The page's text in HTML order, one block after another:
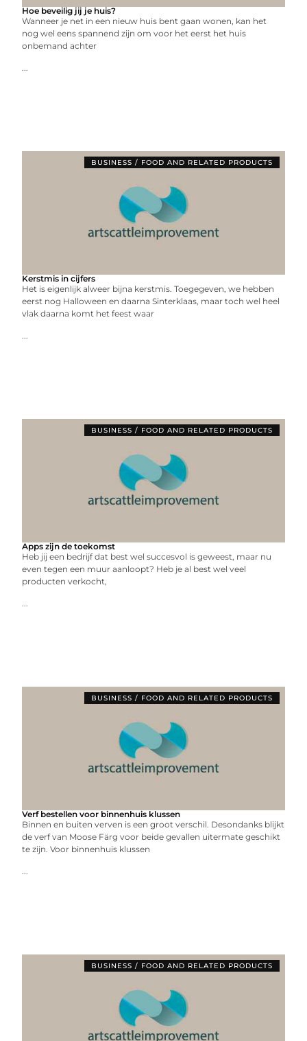
Hoe beveilig jij je huis?
Wanneer je net in een nieuw huis bent gaan wonen, kan het
nog wel eens spannend zijn om voor het eerst het huis
onbemand achter
...
BUSINESS / FOOD AND RELATED PRODUCTS
Kerstmis in cijfers
Het is eigenlijk alweer bijna kerstmis. Toegegeven, we hebben
eerst nog Halloween en daarna Sinterklaas, maar toch wel heel
vlak daarna komt het feest waar
...
BUSINESS / FOOD AND RELATED PRODUCTS
Apps zijn de toekomst
Heb jij een bedrijf dat best wel succesvol is geweest, maar nu
even tegen een muur aanloopt? Heb je al best wel veel
producten verkocht,
...
BUSINESS / FOOD AND RELATED PRODUCTS
Verf bestellen voor binnenhuis klussen
Binnen en buiten verven is een groot verschil. Desondanks blijkt
de verf van Moose Färg voor beide gevallen uitermate geschikt
te zijn. Voor binnenhuis klussen
...
BUSINESS / FOOD AND RELATED PRODUCTS